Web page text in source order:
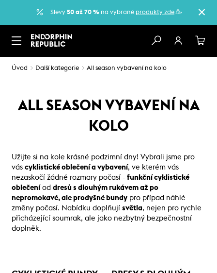
Slevy 50 až 70 % na vybrané produkty zde.🥳
Úvod Další kategorie All season vybavení na kolo
ALL SEASON VYBAVENÍ NA
KOLO
Užijte si na kole krásné podzimní dny! Vybrali jsme pro
vás cyklistické oblečení a vybavení, ve kterém vás
nezaskočí žádné rozmary počasí - funkční cyklistické
oblečení od dresů s dlouhým rukávem až po
nepromokavé, ale prodyšné bundy pro případ náhlé
změny počasí. Nabídku doplňují světla, nejen pro rychle
přicházející soumrak, ale jako nezbytný bezpečnostní
doplněk.